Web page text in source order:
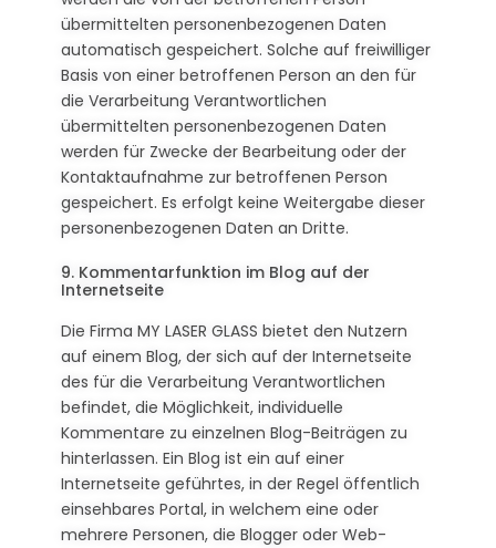
übermittelten personenbezogenen Daten
automatisch gespeichert. Solche auf freiwilliger
Basis von einer betroffenen Person an den für
die Verarbeitung Verantwortlichen
übermittelten personenbezogenen Daten
werden für Zwecke der Bearbeitung oder der
Kontaktaufnahme zur betroffenen Person
gespeichert. Es erfolgt keine Weitergabe dieser
personenbezogenen Daten an Dritte.
9. Kommentarfunktion im Blog auf der
Internetseite
Die Firma MY LASER GLASS bietet den Nutzern
auf einem Blog, der sich auf der Internetseite
des für die Verarbeitung Verantwortlichen
befindet, die Möglichkeit, individuelle
Kommentare zu einzelnen Blog-Beiträgen zu
hinterlassen. Ein Blog ist ein auf einer
Internetseite geführtes, in der Regel öffentlich
einsehbares Portal, in welchem eine oder
mehrere Personen, die Blogger oder Web-